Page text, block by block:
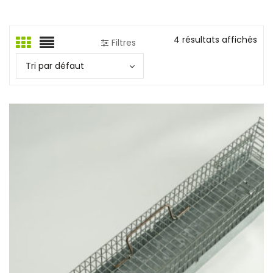
Filtres 4 résultats affichés
Tri par défaut